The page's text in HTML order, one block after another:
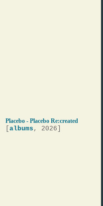
Placebo - Placebo Re:created
[albums , 2026]